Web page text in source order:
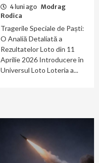
4 luni ago Modrag
Rodica
Tragerile Speciale de Paști:
O Analiă Detaliată a
Rezultatelor Loto din 11
Aprilie 2026 Introducere în
Universul Loto Loteria a...